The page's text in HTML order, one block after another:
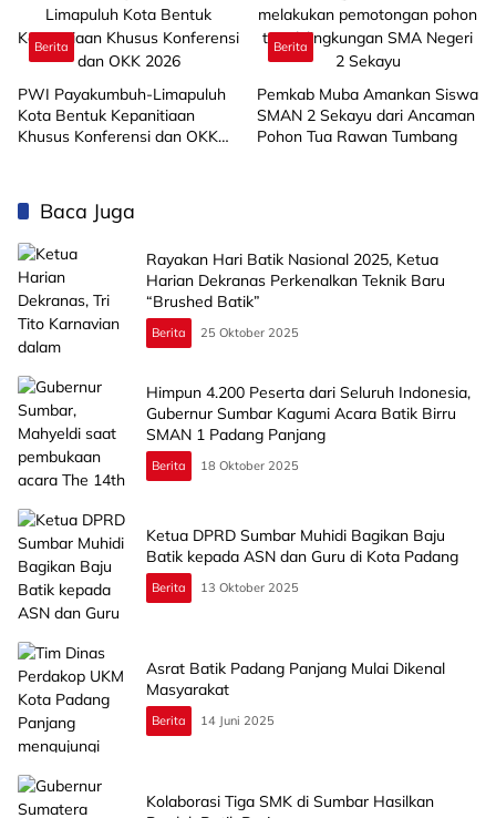
Berita
PWI Payakumbuh-Limapuluh
Kota Bentuk Kepanitiaan
Khusus Konferensi dan OKK
Berita
Pemkab Muba Amankan Siswa
SMAN 2 Sekayu dari Ancaman
Pohon Tua Rawan Tumbang
Baca Juga
Rayakan Hari Batik Nasional 2025, Ketua
Harian Dekranas Perkenalkan Teknik Baru
“Brushed Batik”
Berita 25 Oktober 2025
Himpun 4.200 Peserta dari Seluruh Indonesia,
Gubernur Sumbar Kagumi Acara Batik Birru
SMAN 1 Padang Panjang
Berita 18 Oktober 2025
Ketua DPRD Sumbar Muhidi Bagikan Baju
Batik kepada ASN dan Guru di Kota Padang
Berita 13 Oktober 2025
Asrat Batik Padang Panjang Mulai Dikenal
Masyarakat
Berita 14 Juni 2025
Kolaborasi Tiga SMK di Sumbar Hasilkan